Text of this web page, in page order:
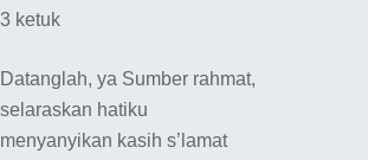
3 ketuk
Datanglah, ya Sumber rahmat,
selaraskan hatiku
menyanyikan kasih s’lamat